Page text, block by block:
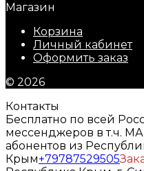
Магазин
Корзина
Личный кабинет
Оформить заказ
© 2026
Контакты
Бесплатно по всей
мессенджеров в т.ч.
абонентов из
Крым+79787529505